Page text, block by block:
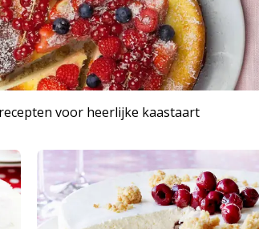
voor heerlijke kaastaart